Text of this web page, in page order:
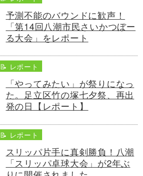
予測不能のバウンドに歓声！
「第14回八潮市民さいかつぼー
る大会」をレポート
📝 レポート
「やってみたい」が祭りになっ
た。足立区竹の塚七夕祭、再出
発の日【レポート】
📝 レポート
スリッパ片手に真剣勝負！八潮
「スリッパ卓球大会」が2年ぶ